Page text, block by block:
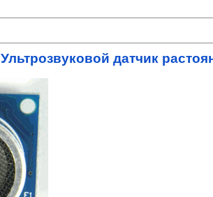
Ультрозвуковой датчик